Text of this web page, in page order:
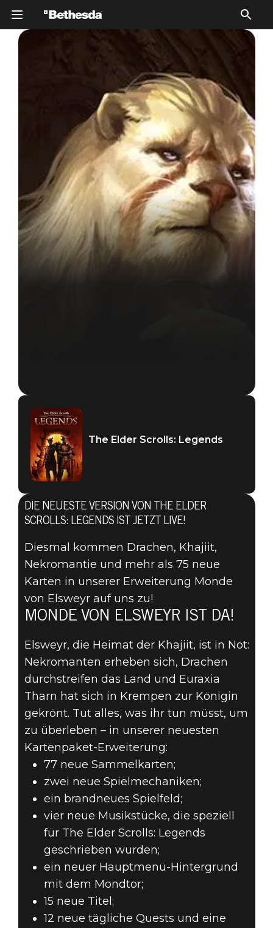
The Elder Scrolls: Legends
27. Juni 2019
THE ELDER
SCROLLS:
LEGENDS 2.11
PATCHNOTES
The Elder Scrolls: Legends
DIE NEUESTE VERSION VON THE ELDER
SCROLLS: LEGENDS IST JETZT LIVE!
Diesmal kommen Drachen, Khajiit,
Nekromantie und mehr als 75 neue
Karten in unserer Erweiterung Monde
von Elsweyr auf uns zu!
MONDE VON ELSWEYR IST DA!
Elsweyr, die Heimat der Khajiit, ist in Not:
Nekromanten erheben sich, Drachen
durchstreifen das Land und Euraxia
Tharn hat sich in Krempen zur Königin
gekrönt. Tut alles, was ihr tun müsst, um
zu überleben – in unserer neuesten
Kartenpaket-Erweiterung:
77 neue Sammelkarten;
zwei neue Spielmechaniken;
ein brandneues Spielfeld;
vier neue Musikstücke, die speziell
für The Elder Scrolls: Legends
geschrieben wurden;
ein neuer Hauptmenü-Hintergrund
mit dem Mondtor;
15 neue Titel;
12 neue tägliche Quests und eine